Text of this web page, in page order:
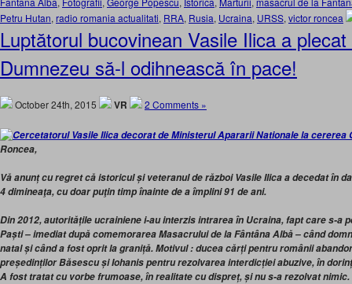
Petru Hutan, radio romania actualitati, RRA, Rusia, Ucraina, URSS, victor roncea
Luptătorul bucovinean Vasile Ilica a
Dumnezeu să-l odihnească în pace!
October 24th, 2015 VR 2 Comments »
Roncea,
Vă anunț cu regret că istoricul și veteranul de război Vasile Ilica a decedat în
4 dimineaţa, cu doar puţin timp înainte de a împlini 91 de ani.
Din 2012, autoritățile ucrainiene i-au interzis intrarea în Ucraina, fapt care s-a
Paști – imediat după comemorarea Masacrului de la Fântâna Albă – când
natal și când a fost oprit la graniță. Motivul : ducea cărți pentru românii
președinților Băsescu și Iohanis pentru rezolvarea interdicției abuzive, în
A fost tratat cu vorbe frumoase, în realitate cu dispreț, și nu s-a rezolvat nimic.